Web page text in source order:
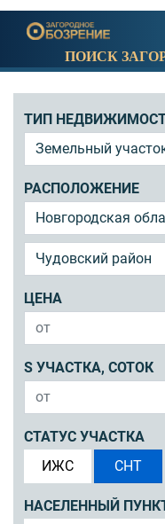
ПОИСК
ТИП
РАСПОЛОЖЕНИЕ
ЦЕНА
S УЧАСТКА, СОТОК
СТАТУС УЧАСТКА
ИЖС
СНТ
НАСЕЛЕННЫЙ